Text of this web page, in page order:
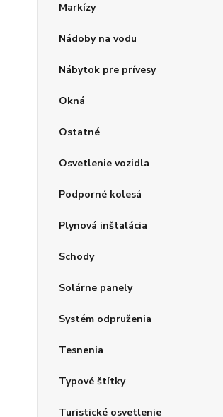
Markízy
Nádoby na vodu
Nábytok pre prívesy
Okná
Ostatné
Osvetlenie vozidla
Podporné kolesá
Plynová inštalácia
Schody
Solárne panely
Systém odpruženia
Tesnenia
Typové štítky
Turistické osvetlenie